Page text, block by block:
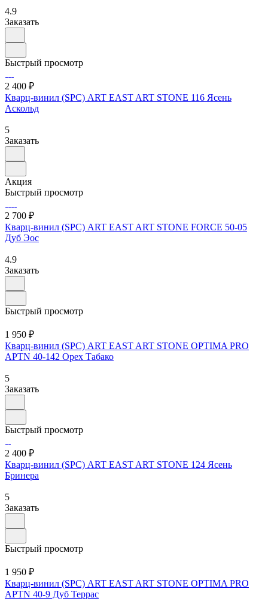
4.9
Заказать
Быстрый просмотр
2 400 ₽
Кварц-винил (SPC) ART EAST ART STONE 116 Ясень
Аскольд
5
Заказать
Акция
Быстрый просмотр
2 700 ₽
Кварц-винил (SPC) ART EAST ART STONE FORCE 50-05
Дуб Эос
4.9
Заказать
Быстрый просмотр
1 950 ₽
Кварц-винил (SPC) ART EAST ART STONE OPTIMA PRO
APTN 40-142 Орех Табако
5
Заказать
Быстрый просмотр
2 400 ₽
Кварц-винил (SPC) ART EAST ART STONE 124 Ясень
Бринера
5
Заказать
Быстрый просмотр
1 950 ₽
Кварц-винил (SPC) ART EAST ART STONE OPTIMA PRO
APTN 40-9 Дуб Террас